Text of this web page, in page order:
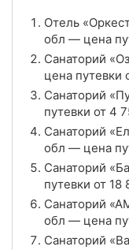
Цена в сутки
Рейтинг
Отзывы
Санаторий
Московская обл
Цена в сутки
Рейтинг
Отель
обл — цена
Санаторий
цена путевки
Санаторий
путевки от 4
Санаторий
обл — цена
Санаторий
путевки от 18
Санаторий
обл — цена
Санаторий